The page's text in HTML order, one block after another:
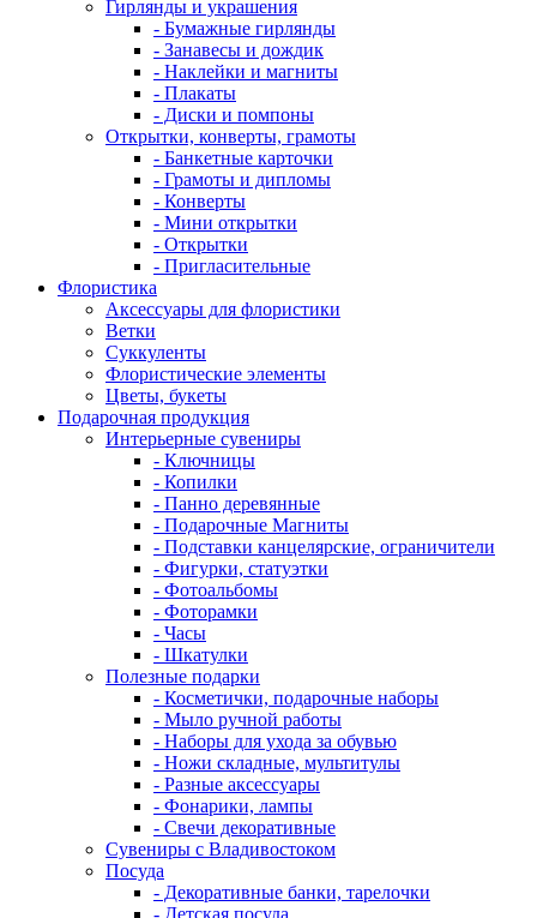
Гирлянды и украшения
- Бумажные гирлянды
- Занавесы и дождик
- Наклейки и магниты
- Плакаты
- Диски и помпоны
Открытки, конверты, грамоты
- Банкетные карточки
- Грамоты и дипломы
- Конверты
- Мини открытки
- Открытки
- Пригласительные
Флористика
Аксессуары для флористики
Ветки
Суккуленты
Флористические элементы
Цветы, букеты
Подарочная продукция
Интерьерные сувениры
- Ключницы
- Копилки
- Панно деревянные
- Подарочные Магниты
- Подставки канцелярские, ограничители
- Фигурки, статуэтки
- Фотоальбомы
- Фоторамки
- Часы
- Шкатулки
Полезные подарки
- Косметички, подарочные наборы
- Мыло ручной работы
- Наборы для ухода за обувью
- Ножи складные, мультитулы
- Разные аксессуары
- Фонарики, лампы
- Свечи декоративные
Сувениры с Владивостоком
Посуда
- Декоративные банки, тарелочки
- Детская посуда